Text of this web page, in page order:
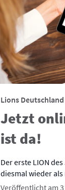
Lions Deutschland
Jetzt
ist da!
Der erste LION
diesmal wieder
Veröffentlicht am